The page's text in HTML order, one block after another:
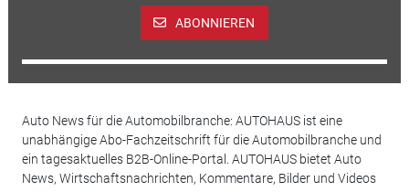
ABONNIEREN
Auto News für die Automobilbranche: AUTOHAUS ist eine
unabhängige Abo-Fachzeitschrift für die Automobilbranche und
ein tagesaktuelles B2B-Online-Portal. AUTOHAUS bietet Auto
News, Wirtschaftsnachrichten, Kommentare, Bilder und Videos